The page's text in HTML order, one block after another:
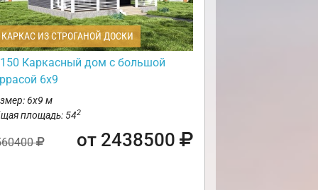
ИЗ СТРОГАНОЙ ДОСКИ
Каркасный дом с большой
6х9
6х9 м
площадь: 542
от 2438500